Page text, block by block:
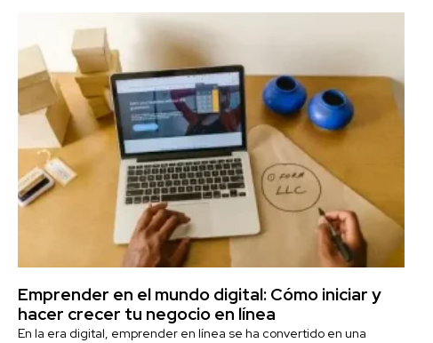
Emprender en el mundo digital: Cómo iniciar y
hacer crecer tu negocio en línea
En la era digital, emprender en línea se ha convertido en una